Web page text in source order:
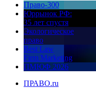
Право-300
Юррынок РФ:
35 лет спустя
Экологическое
право
Best Law
Firm Marketing
ПМЮФ 2026
ПРАВО.ru